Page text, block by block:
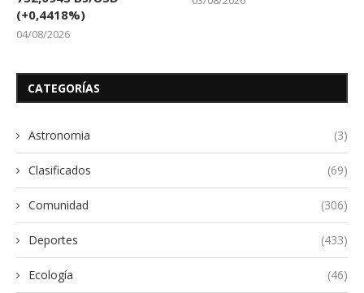
(+0,4418%)
04/08/2026
CATEGORÍAS
Astronomia (3)
Clasificados (69)
Comunidad (306)
Deportes (433)
Ecología (46)